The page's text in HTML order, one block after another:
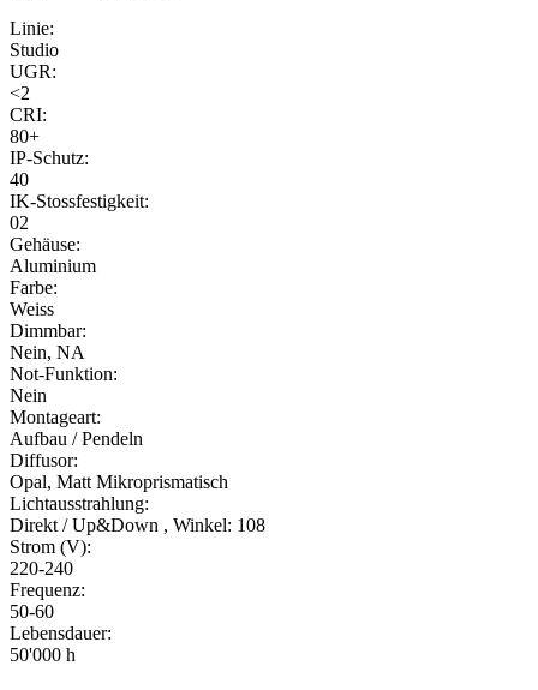
Linie:
Studio
UGR:
<2
CRI:
80+
IP-Schutz:
40
IK-Stossfestigkeit:
02
Gehäuse:
Aluminium
Farbe:
Weiss
Dimmbar:
Nein, NA
Not-Funktion:
Nein
Montageart:
Aufbau / Pendeln
Diffusor:
Opal, Matt Mikroprismatisch
Lichtausstrahlung:
Direkt / Up&Down , Winkel: 108
Strom (V):
220-240
Frequenz:
50-60
Lebensdauer:
50'000 h